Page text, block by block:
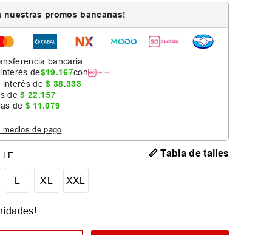
nuestras promos bancarias!
bancaria
de$19.167con
interés de$ 38.333
de$ 22.157
de $ 11.079
de pago
L XL XXL
📏 Tabla de talles